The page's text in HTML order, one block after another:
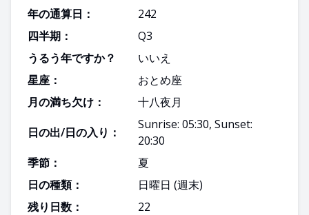
年の通算日：
242
四半期：
Q3
うるう年ですか？
いいえ
星座：
おとめ座
月の満ち欠け：
十八夜月
日の出/日の入り：
Sunrise: 05:30, Sunset:
20:30
季節：
夏
日の種類：
日曜日 (週末)
残り日数：
22